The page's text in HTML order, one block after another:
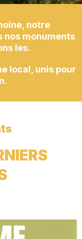
notre
nos monuments
les.
local, unis pour